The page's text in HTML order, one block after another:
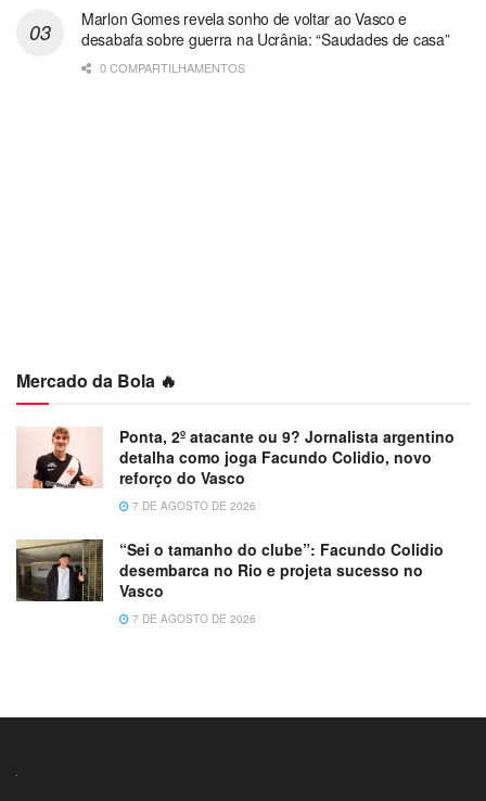
Marlon Gomes revela sonho de voltar ao Vasco e
desabafa sobre guerra na Ucrânia: “Saudades de casa”
0 COMPARTILHAMENTOS
Mercado da Bola 🔥
Ponta, 2º atacante ou 9? Jornalista argentino
detalha como joga Facundo Colidio, novo
reforço do Vasco
7 DE AGOSTO DE 2026
“Sei o tamanho do clube”: Facundo Colidio
desembarca no Rio e projeta sucesso no
Vasco
7 DE AGOSTO DE 2026